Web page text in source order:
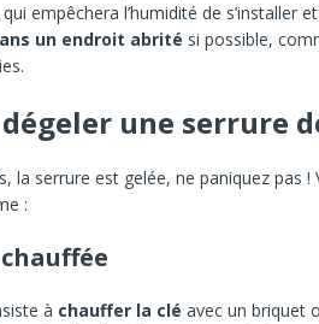
empêchera l’humidité de s’installer
un endroit abrité si possible,
une serrure
la serrure est gelée, ne paniquez pas
:
à chauffer la clé avec un briquet